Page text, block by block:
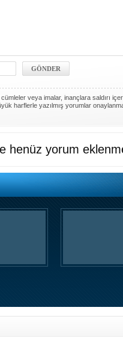
veya imalar, inançlara saldırı
harflerle yazılmış yorumlar
henüz yorum